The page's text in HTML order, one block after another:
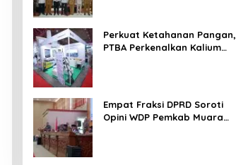
Perkuat Ketahanan Pangan,
PTBA Perkenalkan Kalium
Empat Fraksi DPRD Soroti
Opini WDP Pemkab Muara